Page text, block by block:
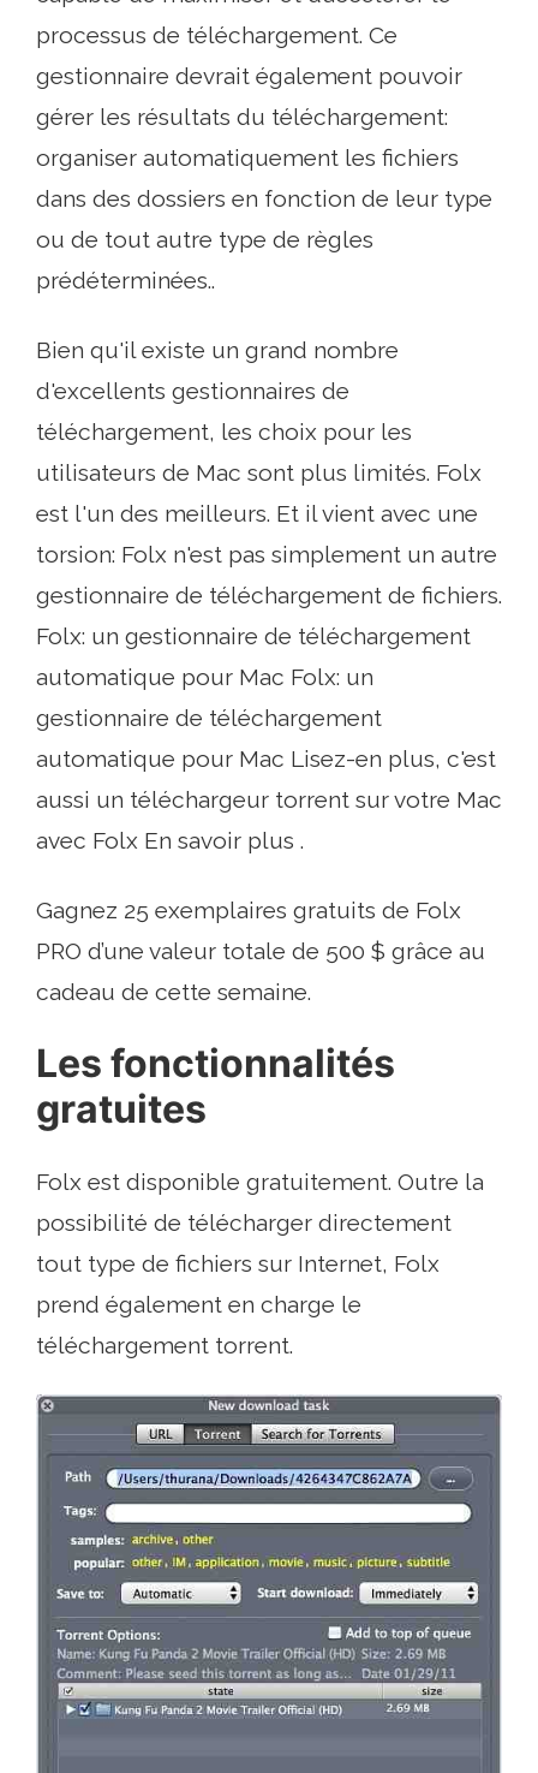
processus de téléchargement. Ce
gestionnaire devrait également pouvoir
gérer les résultats du téléchargement:
organiser automatiquement les fichiers
dans des dossiers en fonction de leur type
ou de tout autre type de règles
prédéterminées..
Bien qu'il existe un grand nombre
d'excellents gestionnaires de
téléchargement, les choix pour les
utilisateurs de Mac sont plus limités. Folx
est l'un des meilleurs. Et il vient avec une
torsion: Folx n'est pas simplement un autre
gestionnaire de téléchargement de fichiers.
Folx: un gestionnaire de téléchargement
automatique pour Mac Folx: un
gestionnaire de téléchargement
automatique pour Mac Lisez-en plus, c'est
aussi un téléchargeur torrent sur votre Mac
avec Folx En savoir plus .
Gagnez 25 exemplaires gratuits de Folx
PRO d’une valeur totale de 500 $ grâce au
cadeau de cette semaine.
Les fonctionnalités
gratuites
Folx est disponible gratuitement. Outre la
possibilité de télécharger directement
tout type de fichiers sur Internet, Folx
prend également en charge le
téléchargement torrent.